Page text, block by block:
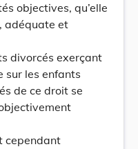
objectives, qu’elle
adéquate et
divorcés exerçant
sur les enfants
de ce droit se
cependant